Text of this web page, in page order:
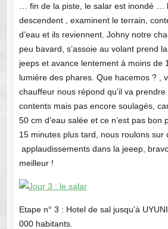
… fin de la piste, le salar est inondé …
descendent , examinent le terrain,
d’eau et ils reviennent. Johny notre
peu bavard, s’assoie au volant prend
jeeps et avance lentement à moins de
lumière des phares. Que hacemos ? ,
chauffeur nous répond qu’il va
contents mais pas encore soulagés,
50 cm d’eau salée et ce n’est pas bon
15 minutes plus tard, nous roulons sur
applaudissements dans la jeeep,
meilleur !
Etape n° 3 : Hotel de sal jusqu’à
000 habitants.